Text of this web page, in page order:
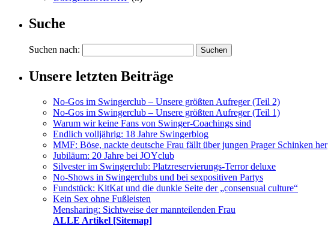
Suche
Suchen nach:
Unsere letzten Beiträge
No-Gos im Swingerclub – Unsere größten Aufreger (Teil 2)
No-Gos im Swingerclub – Unsere größten Aufreger (Teil 1)
Warum wir keine Fans von Swinger-Coachings sind
Endlich volljährig: 18 Jahre Swingerblog
MMF: Böse, nackte deutsche Frau fällt über jungen Prager Schinken her
Jubiläum: 20 Jahre bei JOYclub
Silvester im Swingerclub: Platzreservierungs-Terror deluxe
No-Shows in Swingerclubs und bei sexpositiven Partys
Fundstück: KitKat und die dunkle Seite der „consensual culture“
Kein Sex ohne Fußleisten
Mensharing: Sichtweise der mannteilenden Frau
ALLE Artikel [Sitemap]